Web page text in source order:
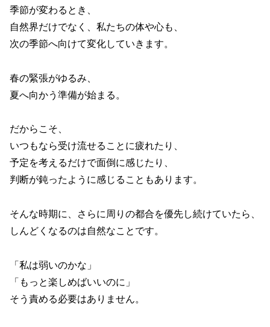
季節が変わるとき、
自然界だけでなく、私たちの体や心も、
次の季節へ向けて変化していきます。
春の緊張がゆるみ、
夏へ向かう準備が始まる。
だからこそ、
いつもなら受け流せることに疲れたり、
予定を考えるだけで面倒に感じたり、
判断が鈍ったように感じることもあります。
そんな時期に、さらに周りの都合を優先し続けていたら、
しんどくなるのは自然なことです。
「私は弱いのかな」
「もっと楽しめばいいのに」
そう責める必要はありません。